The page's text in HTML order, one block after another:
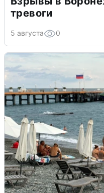
тревоги
5 августа 0